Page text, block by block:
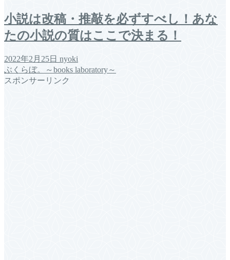
小説は改稿・推敲を必ずすべし！あな
たの小説の質はここで決まる！
2022年2月25日 nyoki
ぶくらぼ。～books laboratory～
スポンサーリンク